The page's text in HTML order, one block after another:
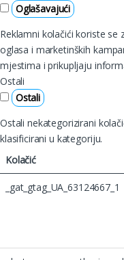
Oglašavajući
Reklamni kolačići koriste
oglasa i marketinških
mjestima i prikupljaju
Ostali
Ostali
Ostali nekategorizirani
klasificirani u kategoriju.
Kolačić
_gat_gtag_UA_63124667_1